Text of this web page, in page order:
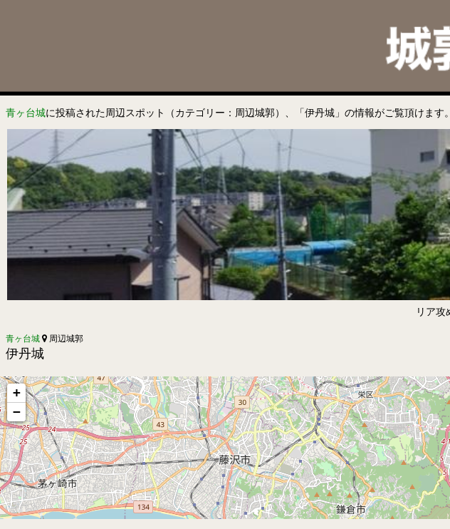
青ヶ台城に投稿された周辺スポット（カテゴリー：周辺城郭）、「伊丹城」の情報がご覧頂けます。
リア攻
青ヶ台城 周辺城郭
伊丹城
+
−